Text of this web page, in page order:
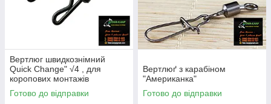
Вертлюг швидкознімний
Quick Change" √4 , для
коропових монтажів
Готово до відправки
Вертлюґ з карабіном
"Американка"
Готово до відправки